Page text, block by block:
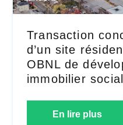
Transaction
d’un site
OBNL de
immobilier social
En lire plus